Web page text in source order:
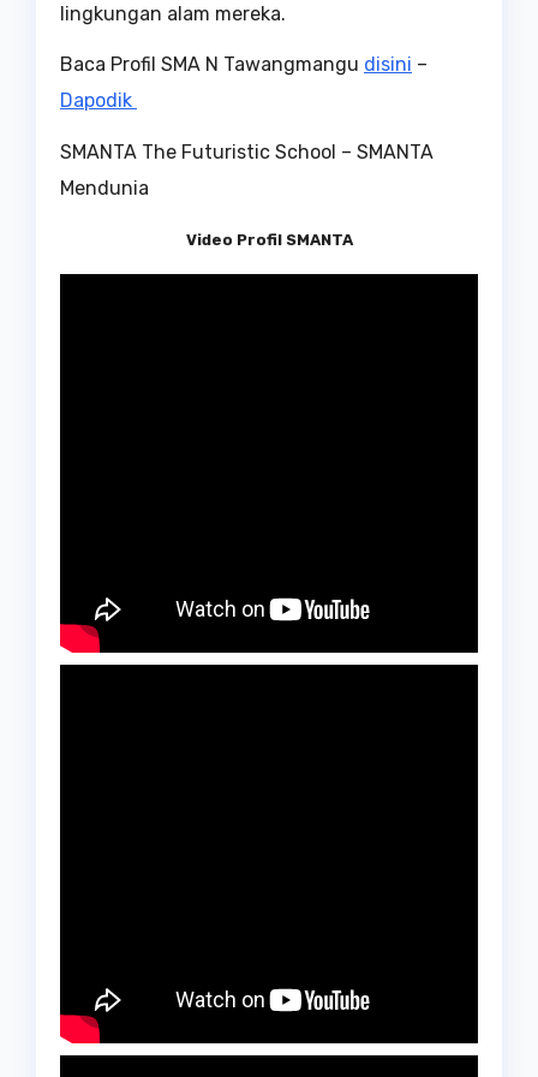
lingkungan alam mereka.
Baca Profil SMA N Tawangmangu disini –
Dapodik
SMANTA The Futuristic School – SMANTA
Mendunia
Video Profil SMANTA